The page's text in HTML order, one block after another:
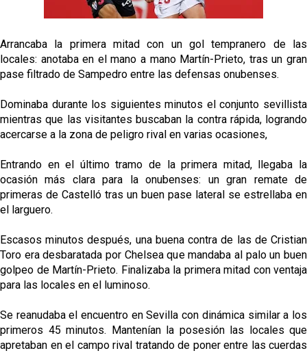
Miguel Sierra: La temporada pasada se vio
reflejado que podemos tirar para delante y
trabajamos con ilusión
Diomande ya es madridista mientras Rodri agita el
mercado
Arrancaba la primera mitad con un gol tempranero de las
locales: anotaba en el mano a mano Martín-Prieto, tras un gran
pase filtrado de Sampedro entre las defensas onubenses.
Dominaba durante los siguientes minutos el conjunto sevillista
mientras que las visitantes buscaban la contra rápida, logrando
acercarse a la zona de peligro rival en varias ocasiones,
Entrando en el último tramo de la primera mitad, llegaba la
ocasión más clara para la onubenses: un gran remate de
primeras de Castelló tras un buen pase lateral se estrellaba en
el larguero.
Escasos minutos después, una buena contra de las de Cristian
Toro era desbaratada por Chelsea que mandaba al palo un buen
golpeo de Martín-Prieto. Finalizaba la primera mitad con ventaja
para las locales en el luminoso.
Se reanudaba el encuentro en Sevilla con dinámica similar a los
primeros 45 minutos. Mantenían la posesión las locales que
apretaban en el campo rival tratando de poner entre las cuerdas